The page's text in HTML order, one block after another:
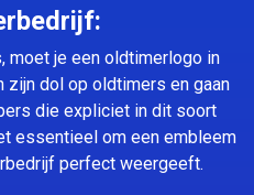
moet je een oldtimerlogo in
zijn dol op oldtimers en gaan
die expliciet in dit soort
essentieel om een embleem
perfect weergeeft.